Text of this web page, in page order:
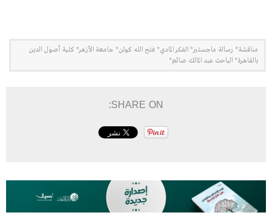
مناقشة* رسالة ماجستير* الفكر المادي* فتح الله كولن* جامعة الأزهر* كلية أصول الدين
بالقاهرة* الباحث عبد المالك صائم*
SHARE ON: